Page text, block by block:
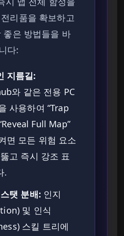
리품을 확보하고
좋은 방법들을 바
다:
지름길:
와 같은 전용 PC
사용하여 “Trap
Full Map”
면 모든 위험 요소
고 즉시 강조 표
.
탯 분배: 인지
및 인식
스킬 트리에